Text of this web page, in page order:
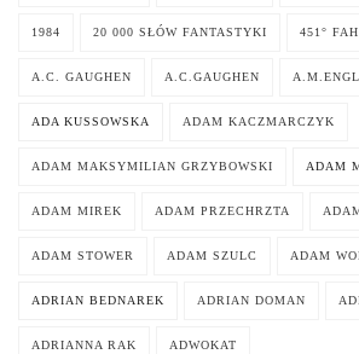
1984 20 000 SŁÓW FANTASTYKI 451°
A.C. GAUGHEN A.C.GAUGHEN
ADA KUSSOWSKA ADAM KACZMARCZYK
ADAM MAKSYMILIAN GRZYBOWSKI ADAM
ADAM MIREK ADAM PRZECHRZTA
ADAM STOWER ADAM SZULC ADAM
ADRIAN BEDNAREK ADRIAN DOMAN
ADRIANNA RAK ADWOKAT